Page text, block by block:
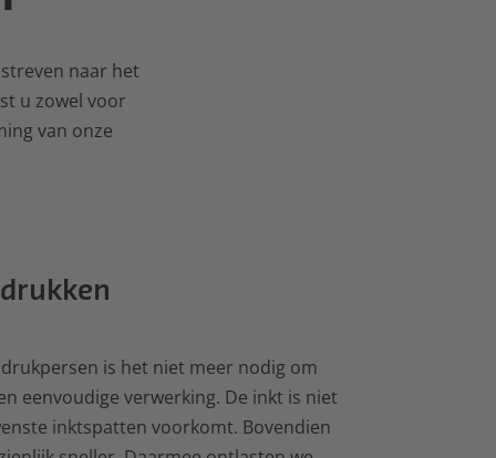
naar het
u zowel voor
van onze
is het niet meer nodig om
eenvoudige verwerking. De inkt is niet
inktspatten voorkomt. Bovendien